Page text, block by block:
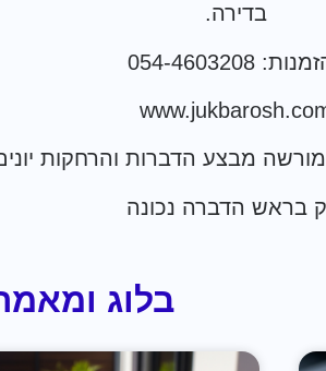
בדירה.
054-4603208
מורשה מבצע הדברות והרחקות
בראש הדברה נכונה
בלוג